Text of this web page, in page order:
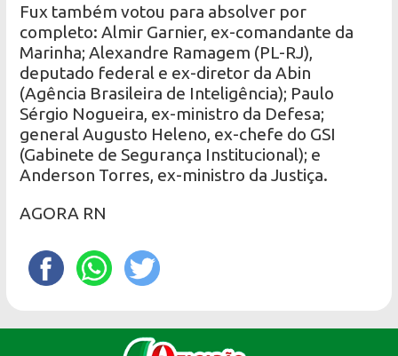
Fux também votou para absolver por
completo: Almir Garnier, ex-comandante da
Marinha; Alexandre Ramagem (PL-RJ),
deputado federal e ex-diretor da Abin
(Agência Brasileira de Inteligência); Paulo
Sérgio Nogueira, ex-ministro da Defesa;
general Augusto Heleno, ex-chefe do GSI
(Gabinete de Segurança Institucional); e
Anderson Torres, ex-ministro da Justiça.
AGORA RN